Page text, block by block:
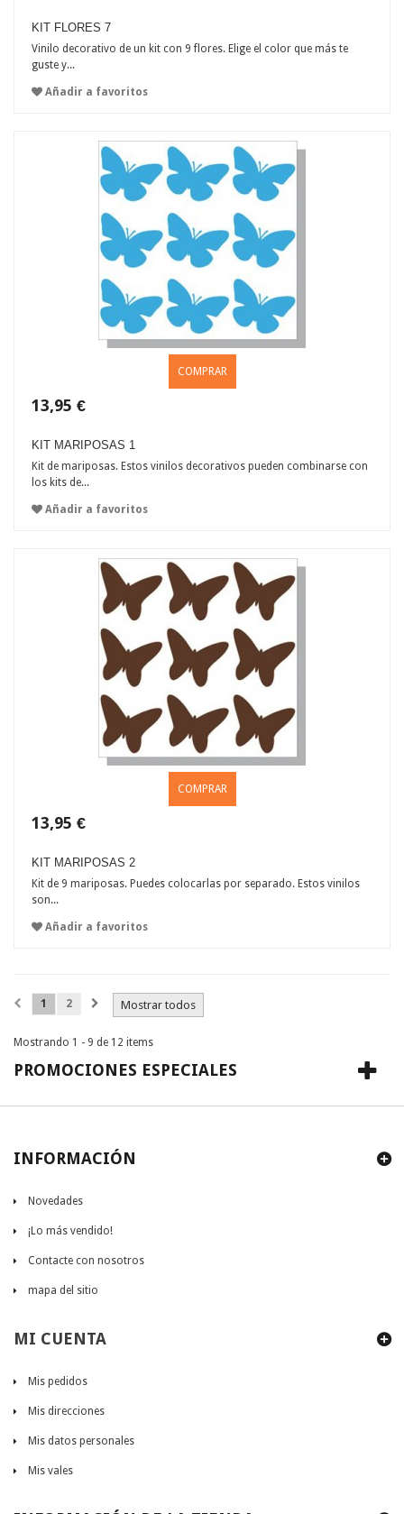
KIT FLORES 7
Vinilo decorativo de un kit con 9 flores. Elige el color que más te
guste y...
Añadir a favoritos
COMPRAR
13,95 €
KIT MARIPOSAS 1
Kit de mariposas. Estos vinilos decorativos pueden combinarse con
los kits de...
Añadir a favoritos
COMPRAR
13,95 €
KIT MARIPOSAS 2
Kit de 9 mariposas. Puedes colocarlas por separado. Estos vinilos
son...
Añadir a favoritos
Mostrar todos
1 2
Mostrando 1 - 9 de 12 items
PROMOCIONES ESPECIALES
INFORMACIÓN
Novedades
¡Lo más vendido!
Contacte con nosotros
mapa del sitio
MI CUENTA
Mis pedidos
Mis direcciones
Mis datos personales
Mis vales